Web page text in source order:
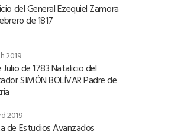
del General Ezequiel Zamora
de 1817
2019
de 1783 Natalicio del
SIMÓN BOLÍVAR Padre de
2019
de Estudios Avanzados